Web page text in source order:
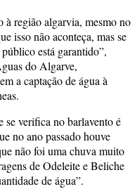
à região algarvia, mesmo no
isso não aconteça, mas se
está garantido”,
do Algarve,
a captação de água à
se verifica no barlavento é
no ano passado houve
não foi uma chuva muito
de Odeleite e Beliche
de água”.